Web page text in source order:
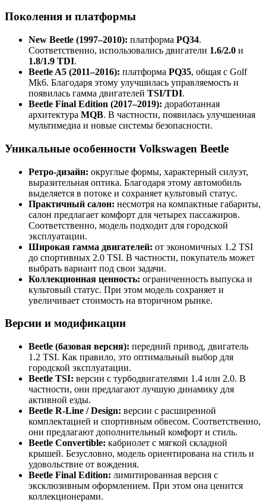
Поколения и платформы
New Beetle (1997–2010): платформа PQ34.
Соответственно, использовались двигатели 1.6/2.0 и
1.8/1.9 TDI.
Beetle A5 (2011–2016): платформа PQ35, общая с Golf
Mk6. Благодаря этому улучшилась управляемость и
появилась гамма двигателей TSI/TDI.
Beetle Final Edition (2017–2019): доработанная
архитектура MQB. В частности, появилась улучшенная
мультимедиа и новые системы безопасности.
Уникальные особенности Volkswagen Beetle
Ретро-дизайн: округлые формы, характерный силуэт,
выразительная оптика. Благодаря этому автомобиль
выделяется в потоке и сохраняет культовый статус.
Практичный салон: несмотря на компактные габариты,
салон предлагает комфорт для четырех пассажиров.
Соответственно, модель подходит для городской
эксплуатации.
Широкая гамма двигателей: от экономичных 1.2 TSI
до спортивных 2.0 TSI. В частности, покупатель может
выбрать вариант под свои задачи.
Коллекционная ценность: ограниченность выпуска и
культовый статус. При этом модель сохраняет и
увеличивает стоимость на вторичном рынке.
Версии и модификации
Beetle (базовая версия): передний привод, двигатель
1.2 TSI. Как правило, это оптимальный выбор для
городской эксплуатации.
Beetle TSI: версии с турбодвигателями 1.4 или 2.0. В
частности, они предлагают лучшую динамику для
активной езды.
Beetle R-Line / Design: версии с расширенной
комплектацией и спортивным обвесом. Соответственно,
они предлагают дополнительный комфорт и стиль.
Beetle Convertible: кабриолет с мягкой складной
крышей. Безусловно, модель ориентирована на стиль и
удовольствие от вождения.
Beetle Final Edition: лимитированная версия с
эксклюзивным оформлением. При этом она ценится
коллекционерами.